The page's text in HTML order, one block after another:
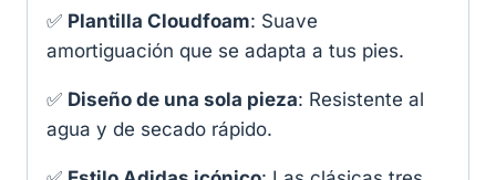
✅ Plantilla Cloudfoam: Suave
amortiguación que se adapta a tus pies.
✅ Diseño de una sola pieza: Resistente al
agua y de secado rápido.